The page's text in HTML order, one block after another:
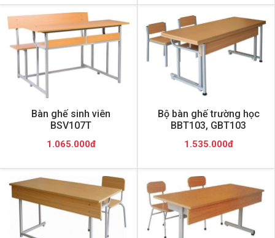
Bàn ghế sinh viên
BSV107T
1.065.000đ
Bộ bàn ghế trường học
BBT103, GBT103
1.535.000đ